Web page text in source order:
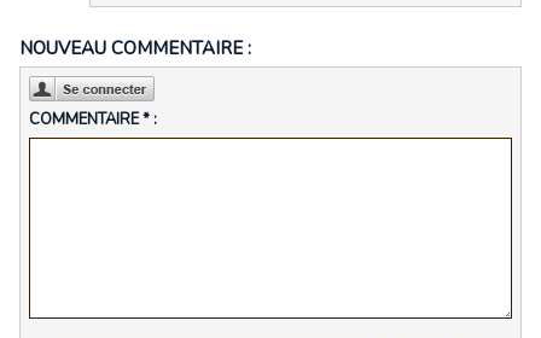
NOUVEAU COMMENTAIRE :
COMMENTAIRE * :